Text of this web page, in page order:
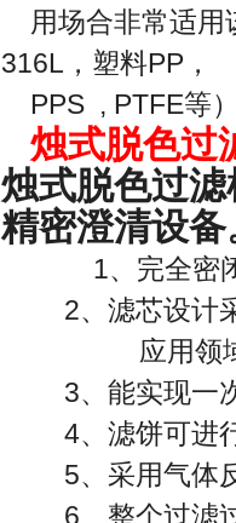
用场合非常适
316L，塑料PP，
PPS , PTFE等
烛式脱色过
烛式脱色过滤
精密澄清设
1、完全密闭
2、滤芯设计采
应用领域广
3、能实现一次
4、滤饼可进行
5、采用气体反
6、整个过滤过